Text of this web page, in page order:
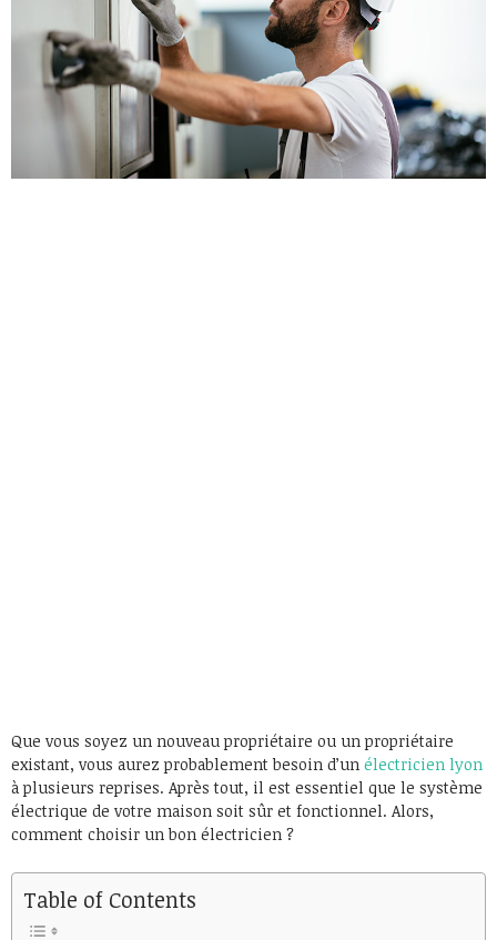
Que vous soyez un nouveau propriétaire ou un propriétaire
existant, vous aurez probablement besoin d’un électricien lyon
à plusieurs reprises. Après tout, il est essentiel que le système
électrique de votre maison soit sûr et fonctionnel. Alors,
comment choisir un bon électricien ?
Table of Contents